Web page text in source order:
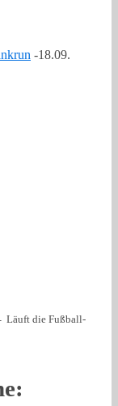
-18.09.
Läuft die Fußball-